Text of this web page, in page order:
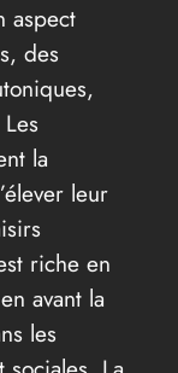
aspect
des
la
leur
riche en
avant la
les